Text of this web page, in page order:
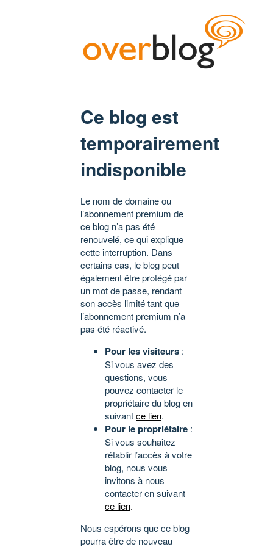
Ce blog est
temporairement
indisponible
Le nom de domaine ou
l’abonnement premium de
ce blog n’a pas été
renouvelé, ce qui explique
cette interruption. Dans
certains cas, le blog peut
également être protégé par
un mot de passe, rendant
son accès limité tant que
l’abonnement premium n’a
pas été réactivé.
Pour les visiteurs :
Si vous avez des
questions, vous
pouvez contacter le
propriétaire du blog en
suivantce lien.
Pour le propriétaire :
Si vous souhaitez
rétablir l’accès à votre
blog, nous vous
invitons à nous
contacter en suivant
ce lien.
Nous espérons que ce blog
pourra être de nouveau